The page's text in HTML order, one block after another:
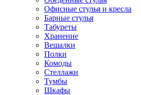
Офисные стулья и кресла
Барные стулья
Табуреты
Хранение
Вешалки
Полки
Комоды
Стеллажи
Тумбы
Шкафы